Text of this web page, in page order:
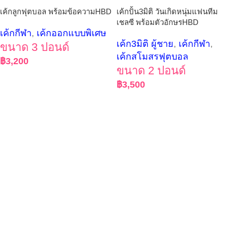
เค้กลูกฟุตบอล พร้อมข้อความHBD
เค้กกีฬา, เค้กออกแบบพิเศษ
ขนาด 3 ปอนด์
฿3,200
เค้กปั้น3มิติ วันเกิดหนุ่มแฟนทีม
เชลซี พร้อมตัวอักษรHBD
เค้ก3มิติ ผู้ชาย, เค้กกีฬา,
เค้กสโมสรฟุตบอล
ขนาด 2 ปอนด์
฿3,500